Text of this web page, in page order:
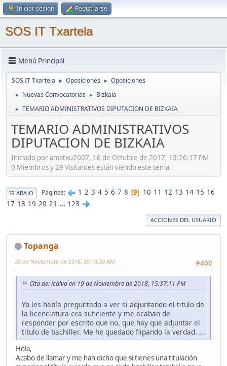
Iniciar sesión Registrarse
SOS IT Txartela
Menú Principal
SOS IT Txartela ► Oposiciones ► Oposiciones
► Nuevas Convocatorias ► Bizkaia
► TEMARIO ADMINISTRATIVOS DIPUTACION DE BIZKAIA
TEMARIO ADMINISTRATIVOS
DIPUTACION DE BIZKAIA
Iniciado por amatxu2007, 16 de Octubre de 2017, 13:26:17 PM
0 Miembros y 29 Visitantes están viendo este tema.
IR ABAJO Páginas 1 2 3 4 5 6 7 8 9 10 11 12 13 14 15 16
17 18 19 20 21 ... 123
ACCIONES DEL USUARIO
Topanga
#400
20 de Noviembre de 2018, 09:10:30 AM
Cita de: icalvo en 19 de Noviembre de 2018, 15:37:11 PM
Yo les había preguntado a ver si adjuntando el titulo de
la licenciatura era suficiente y me acaban de
responder por escrito que no, que hay que adjuntar el
titulo de bachiller. Me he quedado flipando la verdad.....
Hola,
Acabo de llamar y me han dicho que si tienes una titulación